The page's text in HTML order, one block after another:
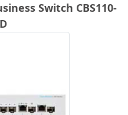
Switch CBS110-